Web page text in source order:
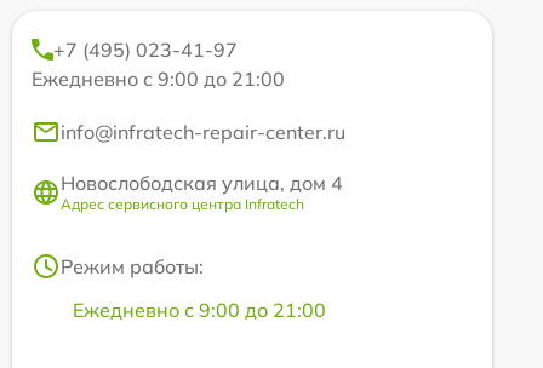
+7 (495) 023-41-97
Ежедневно с 9:00 до 21:00
info@infratech-repair-center.ru
Новослободская улица, дом 4
Адрес сервисного центра Infratech
Режим работы:
Ежедневно с 9:00 до 21:00